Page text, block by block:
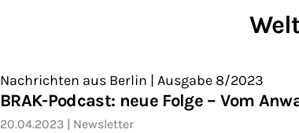
Nachrichten aus Berlin | Ausgabe 8/2023
BRAK-Podcast: neue Folge – Vom
20.04.2023
Newsletter